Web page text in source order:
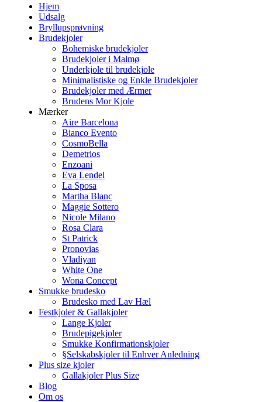
Hjem
Udsalg
Bryllupsprøvning
Brudekjoler
Bohemiske brudekjoler
Brudekjoler i Malmø
Underkjole til brudekjole
Minimalistiske og Enkle Brudekjoler
Brudekjoler med Ærmer
Brudens Mor Kjole
Mærker
Aire Barcelona
Bianco Evento
CosmoBella
Demetrios
Enzoani
Eva Lendel
La Sposa
Martha Blanc
Maggie Sottero
Nicole Milano
Rosa Clara
St Patrick
Pronovias
Vladiyan
White One
Wona Concept
Smukke brudesko
Brudesko med Lav Hæl
Festkjoler & Gallakjoler
Lange Kjoler
Brudepigekjoler
Smukke Konfirmationskjoler
§Selskabskjoler til Enhver Anledning
Plus size kjoler
Gallakjoler Plus Size
Blog
Om os